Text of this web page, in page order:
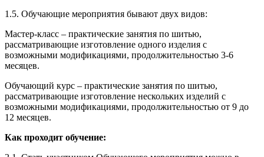
1.5. Обучающие мероприятия бывают двух видов:
Мастер-класс – практические занятия по шитью,
рассматривающие изготовление одного изделия с
возможными модификациями, продолжительностью 3-6
месяцев.
Обучающий курс – практические занятия по шитью,
рассматривающие изготовление нескольких изделий с
возможными модификациями, продолжительностью от 9 до
12 месяцев.
Как проходит обучение: